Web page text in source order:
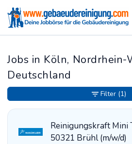
Jobs in Köln, Nordrhein-
Deutschland
Reinigungskraft Mini
50321 Brühl (m/w/d)
Filter (1)